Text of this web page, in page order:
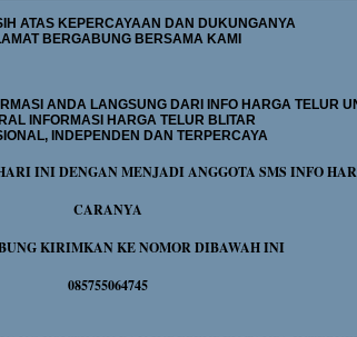
ATAS KEPERCAYAAN DAN DUKUNGANYA
BERGABUNG BERSAMA KAMI
ANDA LANGSUNG DARI INFO HARGA TELUR
INFORMASI HARGA TELUR BLITAR
INDEPENDEN DAN TERPERCAYA
INI DENGAN MENJADI ANGGOTA SMS INFO
CARANYA
KIRIMKAN KE NOMOR DIBAWAH INI
085755064745